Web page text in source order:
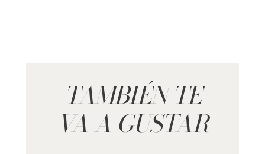
TAMBIÉN TE
VA A GUSTAR